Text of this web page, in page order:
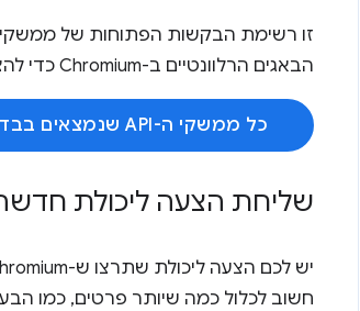
הבאגים הרלוונטיים ב-Chromium כדי להצביע על תכונת הרצוי, וכדי לקבל עדכון ברגע שהעבודה תתחיל.
כל ממשקי ה-API שנמצאים בבדיקה
שליחת הצעה ליכולת
יש לכם הצעה ליכולת שתרצו ש-Chromium תוסיף? כדי לספר לנו עליה, אפשר לשלוח
חשוב לכלול כמה שיותר פרטים, כמו